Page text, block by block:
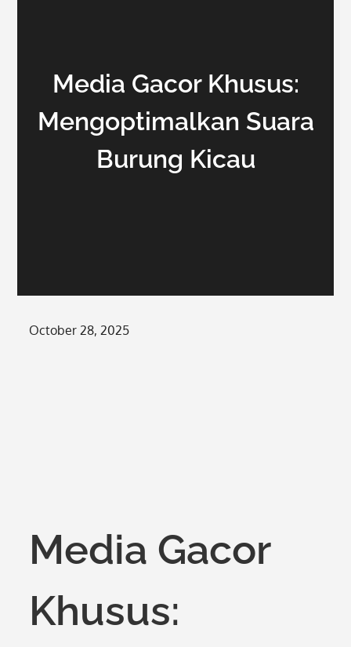
Media Gacor Khusus:
Mengoptimalkan Suara
Burung Kicau
Posted
October 28, 2025
Media Gacor
Khusus: